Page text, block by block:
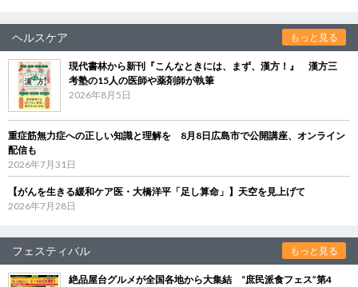
ヘルスケア もっと見る
現代書林から新刊『こんなときには、まず、漢方！』 漢方三
考塾の15人の医師や薬剤師が執筆
2026年8月5日
重症筋無力症への正しい知識と理解を 8月8日広島市で公開講座、オンライン
配信も
2026年7月31日
【がんを生きる緩和ケア医・大橋洋平「足し算命」】天空を見上げて
2026年7月28日
フェスティバル もっと見る
絶品屋台グルメが全国各地から大集結 “庶民派食フェス”第4